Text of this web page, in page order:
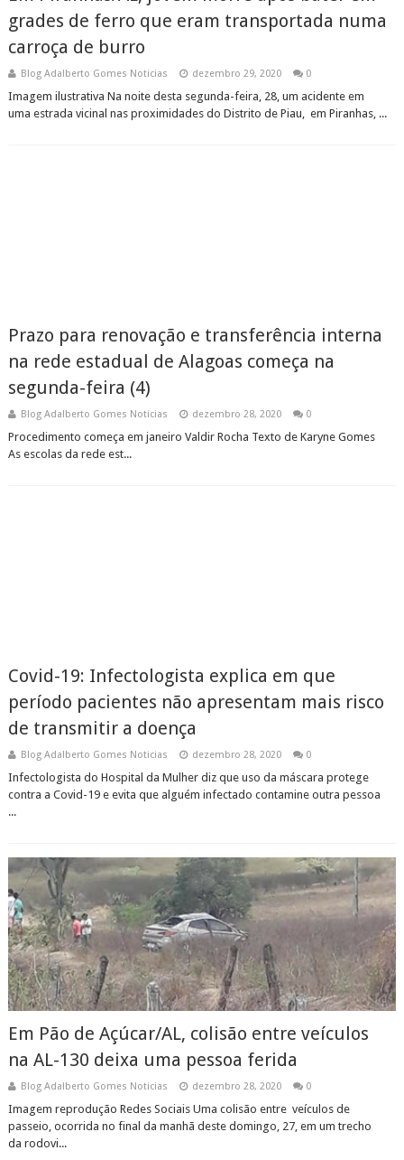
grades de ferro que eram transportada numa
carroça de burro
Blog Adalberto Gomes Noticias dezembro 29, 2020 0
Imagem ilustrativa Na noite desta segunda-feira, 28, um acidente em
uma estrada vicinal nas proximidades do Distrito de Piau, em Piranhas, ...
Prazo para renovação e transferência interna
na rede estadual de Alagoas começa na
segunda-feira (4)
Blog Adalberto Gomes Noticias dezembro 28, 2020 0
Procedimento começa em janeiro Valdir Rocha Texto de Karyne Gomes
As escolas da rede est...
Covid-19: Infectologista explica em que
período pacientes não apresentam mais risco
de transmitir a doença
Blog Adalberto Gomes Noticias dezembro 28, 2020 0
Infectologista do Hospital da Mulher diz que uso da máscara protege
contra a Covid-19 e evita que alguém infectado contamine outra pessoa
...
Em Pão de Açúcar/AL, colisão entre veículos
na AL-130 deixa uma pessoa ferida
Blog Adalberto Gomes Noticias dezembro 28, 2020 0
Imagem reprodução Redes Sociais Uma colisão entre veículos de
passeio, ocorrida no final da manhã deste domingo, 27, em um trecho
da rodovi...